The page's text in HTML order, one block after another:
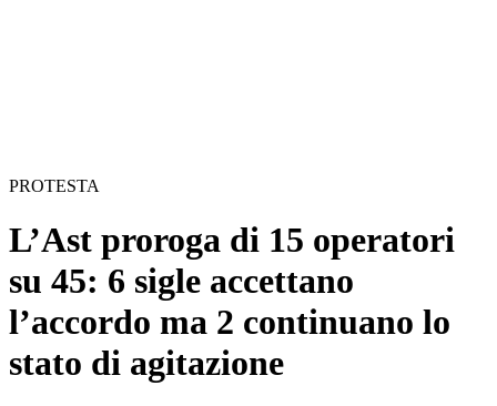
PROTESTA
L’Ast proroga di 15 operatori
su 45: 6 sigle accettano
l’accordo ma 2 continuano lo
stato di agitazione